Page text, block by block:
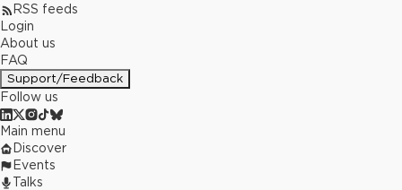
RSS feeds
Login
About us
FAQ
Support/Feedback
Follow us
Main menu
Discover
Events
Talks